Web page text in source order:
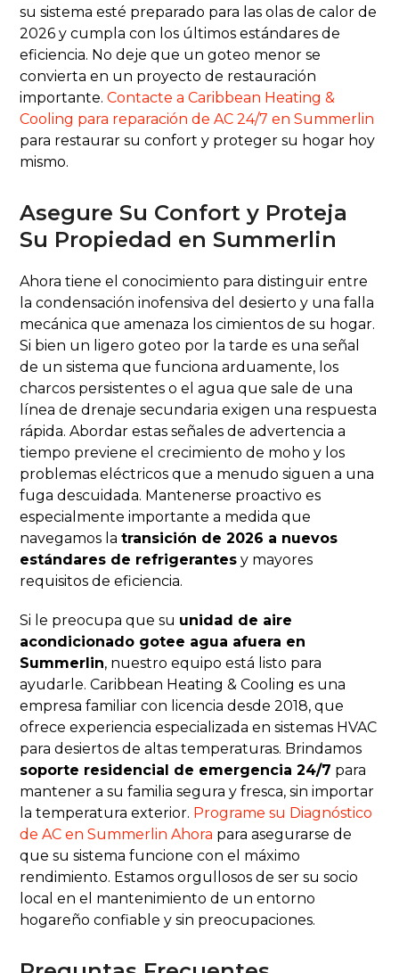
su sistema esté preparado para las olas de calor de
2026 y cumpla con los últimos estándares de
eficiencia. No deje que un goteo menor se
convierta en un proyecto de restauración
importante.Contacte a Caribbean Heating &
Cooling para reparación de AC 24/7 en Summerlin
para restaurar su confort y proteger su hogar hoy
mismo.
Asegure Su Confort y Proteja
Su Propiedad en Summerlin
Ahora tiene el conocimiento para distinguir entre
la condensación inofensiva del desierto y una falla
mecánica que amenaza los cimientos de su hogar.
Si bien un ligero goteo por la tarde es una señal
de un sistema que funciona arduamente, los
charcos persistentes o el agua que sale de una
línea de drenaje secundaria exigen una respuesta
rápida. Abordar estas señales de advertencia a
tiempo previene el crecimiento de moho y los
problemas eléctricos que a menudo siguen a una
fuga descuidada. Mantenerse proactivo es
especialmente importante a medida que
navegamos latransición de 2026 a nuevos
estándares de refrigerantes y mayores
requisitos de eficiencia.
Si le preocupa que su unidad de aire
acondicionado gotee agua afuera en
Summerlin, nuestro equipo está listo para
ayudarle. Caribbean Heating & Cooling es una
empresa familiar con licencia desde 2018, que
ofrece experiencia especializada en sistemas HVAC
para desiertos de altas temperaturas. Brindamos
soporte residencial de emergencia 24/7 para
mantener a su familia segura y fresca, sin importar
la temperatura exterior. Programe su Diagnóstico
de AC en Summerlin Ahora para asegurarse de
que su sistema funcione con el máximo
rendimiento. Estamos orgullosos de ser su socio
local en el mantenimiento de un entorno
hogareño confiable y sin preocupaciones.